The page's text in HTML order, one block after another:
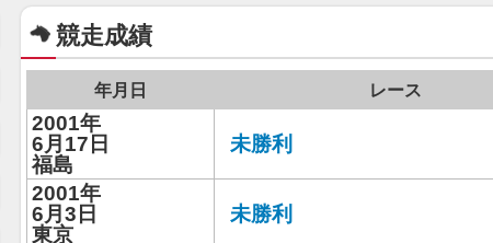
競走成績
年月日 レース
2001年
6月17日
福島
未勝利
2001年
6月3日
東京
未勝利